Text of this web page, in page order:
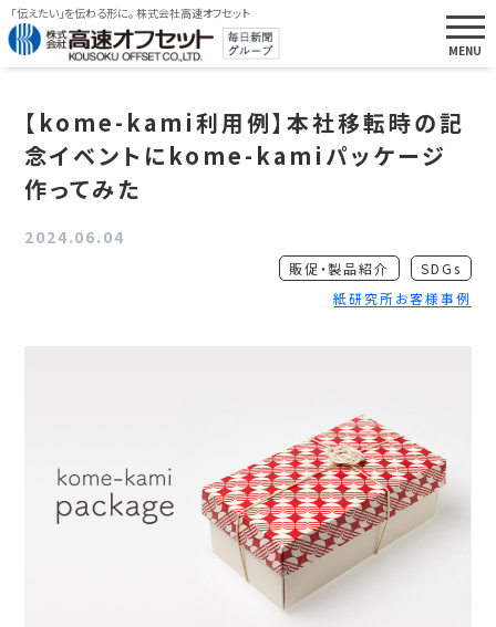
「伝えたい」を伝わる形に。 株式会社高速オフセット
【kome-kami利用例】本社移転時の記
念イベントにkome-kamiパッケージ
作ってみた
2024.06.04
販促・製品紹介
SDGs
紙研究所お客様事例